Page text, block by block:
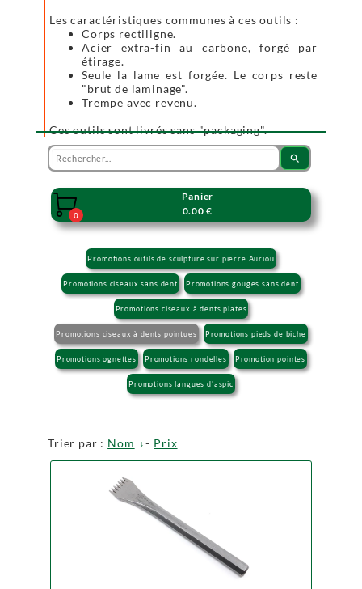
Les caractéristiques communes à ces outils :
Corps rectiligne.
Acier extra-fin au carbone, forgé par
étirage.
Seule la lame est forgée. Le corps reste
"brut de laminage".
Trempe avec revenu.
Ces outils sont livrés sans "packaging".
search

0
Panier
0.00 €
Promotions outils de sculpture sur pierre Auriou
Promotions ciseaux sans dent Promotions gouges sans dent
Promotions ciseaux à dents plates
Promotions ciseaux à dents pointues Promotions pieds de biche
Promotions ognettes Promotions rondelles Promotion pointes
Promotions langues d'aspic
Trier par : Nom - Prix